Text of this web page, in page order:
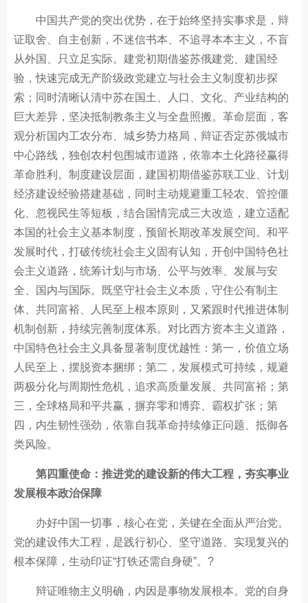
中国共产党的突出优势，在于始终坚持实事求是，辩
证取舍、自主创新，不迷信书本、不追寻本本主义，不盲
从外国、只立足实际。建党初期借鉴苏俄建党、建国经
验，快速完成无产阶级政党建立与社会主义制度初步探
索；同时清晰认清中苏在国土、人口、文化、产业结构的
巨大差异，坚决抵制教条主义与全盘照搬。革命层面，客
观分析国内工农分布、城乡势力格局，辩证否定苏俄城市
中心路线，独创农村包围城市道路，依靠本土化路径赢得
革命胜利。制度建设层面，建国初期借鉴苏联工业、计划
经济建设经验搭建基础，同时主动规避重工轻农、管控僵
化、忽视民生等短板，结合国情完成三大改造，建立适配
本国的社会主义基本制度，预留长期改革发展空间。和平
发展时代，打破传统社会主义固有认知，开创中国特色社
会主义道路，统筹计划与市场、公平与效率、发展与安
全、国内与国际。既坚守社会主义本质，守住公有制主
体、共同富裕、人民至上根本原则，又紧跟时代推进体制
机制创新，持续完善制度体系。对比西方资本主义道路，
中国特色社会主义具备显著制度优越性：第一，价值立场
人民至上，摆脱资本捆绑；第二，发展模式可持续，规避
两极分化与周期性危机，追求高质量发展、共同富裕；第
三，全球格局和平共赢，摒弃零和博弈、霸权扩张；第
四，内生韧性强劲，依靠自我革命持续修正问题、抵御各
类风险。
第四重使命：推进党的建设新的伟大工程，夯实事业
发展根本政治保障
办好中国一切事，核心在党，关键在全面从严治党。
党的建设伟大工程，是践行初心、坚守道路、实现复兴的
根本保障，生动印证“打铁还需自身硬”。?
辩证唯物主义明确，内因是事物发展根本。党的自身